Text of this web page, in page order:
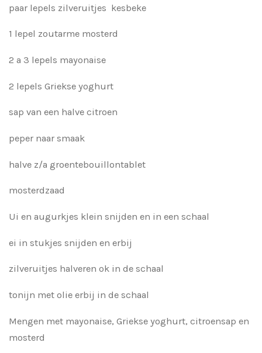
paar lepels zilveruitjes kesbeke
1 lepel zoutarme mosterd
2 a 3 lepels mayonaise
2 lepels Griekse yoghurt
sap van een halve citroen
peper naar smaak
halve z/a groentebouillontablet
mosterdzaad
Ui en augurkjes klein snijden en in een schaal
ei in stukjes snijden en erbij
zilveruitjes halveren ok in de schaal
tonijn met olie erbij in de schaal
Mengen met mayonaise, Griekse yoghurt, citroensap en
mosterd